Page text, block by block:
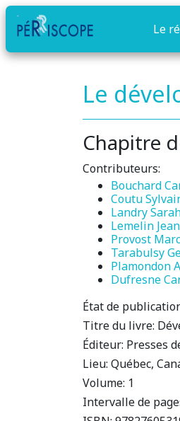
Le
Le
Chapitre
Contributeurs:
Bouchard
Coutu
Landry
Lemelin
Provost
Tarabulsy
Plamondon
Dufresne
État de
Titre du livre:
Éditeur: Presses
Lieu: Québec,
Volume: 1
Intervalle de